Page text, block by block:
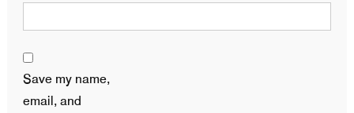
Save my name,
email, and